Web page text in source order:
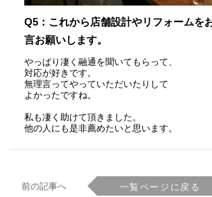
Q5：これから店舗設計やリフォームを
言お願いします。
やっぱり凄く融通を聞いてもらって、
対応が好きです。
無理言ってやっていただいたりして
よかったですね。
私も凄く助けて頂きました。
他の人にも是非薦めたいと思います。
前の記事へ 一覧ページに戻る